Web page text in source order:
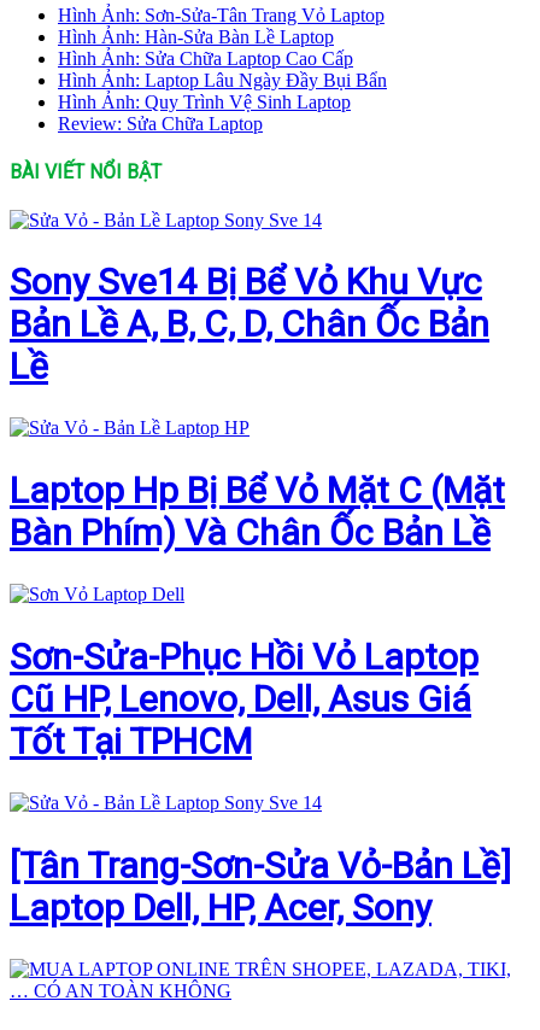
Hình Ảnh: Sơn-Sửa-Tân Trang Vỏ Laptop
Hình Ảnh: Hàn-Sửa Bàn Lề Laptop
Hình Ảnh: Sửa Chữa Laptop Cao Cấp
Hình Ảnh: Laptop Lâu Ngày Đầy Bụi Bẩn
Hình Ảnh: Quy Trình Vệ Sinh Laptop
Review: Sửa Chữa Laptop
BÀI VIẾT NỔI BẬT
Sony Sve14 Bị Bể Vỏ Khu Vực
Bản Lề A, B, C, D, Chân Ốc Bản
Lề
Laptop Hp Bị Bể Vỏ Mặt C (Mặt
Bàn Phím) Và Chân Ốc Bản Lề
Sơn-Sửa-Phục Hồi Vỏ Laptop
Cũ HP, Lenovo, Dell, Asus Giá
Tốt Tại TPHCM
[Tân Trang-Sơn-Sửa Vỏ-Bản Lề]
Laptop Dell, HP, Acer, Sony